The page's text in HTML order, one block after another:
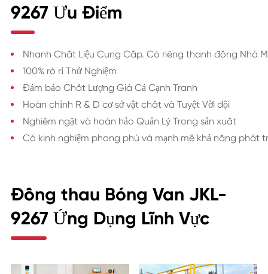
9267 Ưu Điểm
Nhanh Chất Liệu Cung Cấp. Có riêng thanh đồng Nhà
100% rò rỉ Thử Nghiệm
Đảm bảo Chất Lượng Giá Cả Cạnh Tranh
Hoàn chỉnh R & D cơ sở vật chất và Tuyệt Vời đội
Nghiêm ngặt và hoàn hảo Quản Lý Trong sản xuất
Có kinh nghiệm phong phú và mạnh mẽ khả năng phát
Đồng thau Bóng Van JKL-
9267 Ứng Dụng Lĩnh Vực